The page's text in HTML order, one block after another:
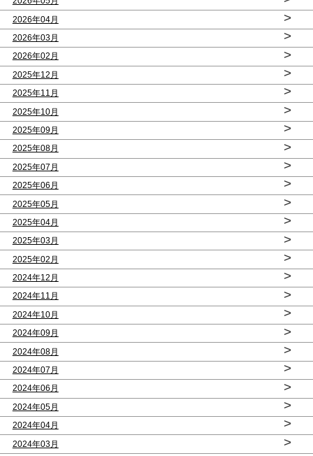
2026年04月 >
2026年03月 >
2026年02月 >
2025年12月 >
2025年11月 >
2025年10月 >
2025年09月 >
2025年08月 >
2025年07月 >
2025年06月 >
2025年05月 >
2025年04月 >
2025年03月 >
2025年02月 >
2024年12月 >
2024年11月 >
2024年10月 >
2024年09月 >
2024年08月 >
2024年07月 >
2024年06月 >
2024年05月 >
2024年04月 >
2024年03月
>